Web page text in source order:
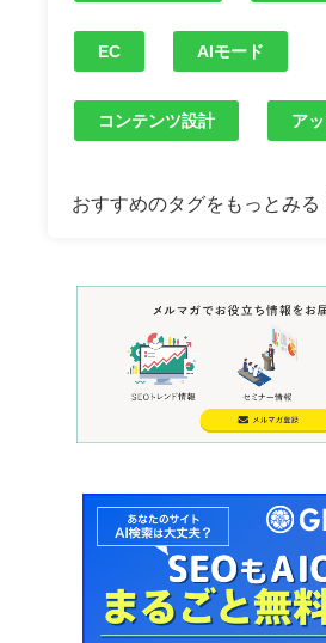
EC AIモード
コンテンツ設計 ア
おすすめのタグをもっとみる